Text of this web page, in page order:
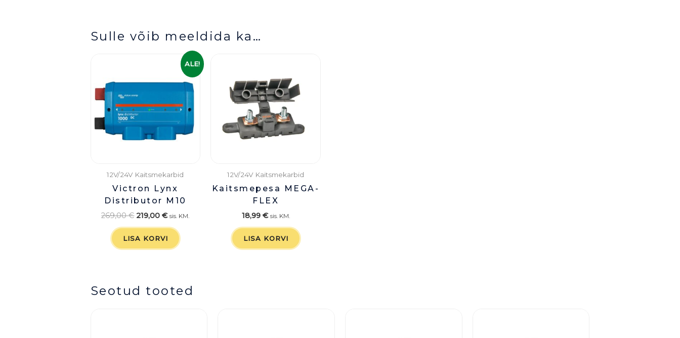
Sulle võib meeldida ka…
ALE!
12V/24V Kaitsmekarbid
Victron Lynx
Distributor M10
269,00€
269,00 €.
219,00€
Praegune
hind
219,00 €.
sis. KM.
LISA KORVI
12V/24V Kaitsmekarbid
Kaitsmepesa MEGA-
FLEX
18,99 € sis. KM.
LISA KORVI
Seotud tooted